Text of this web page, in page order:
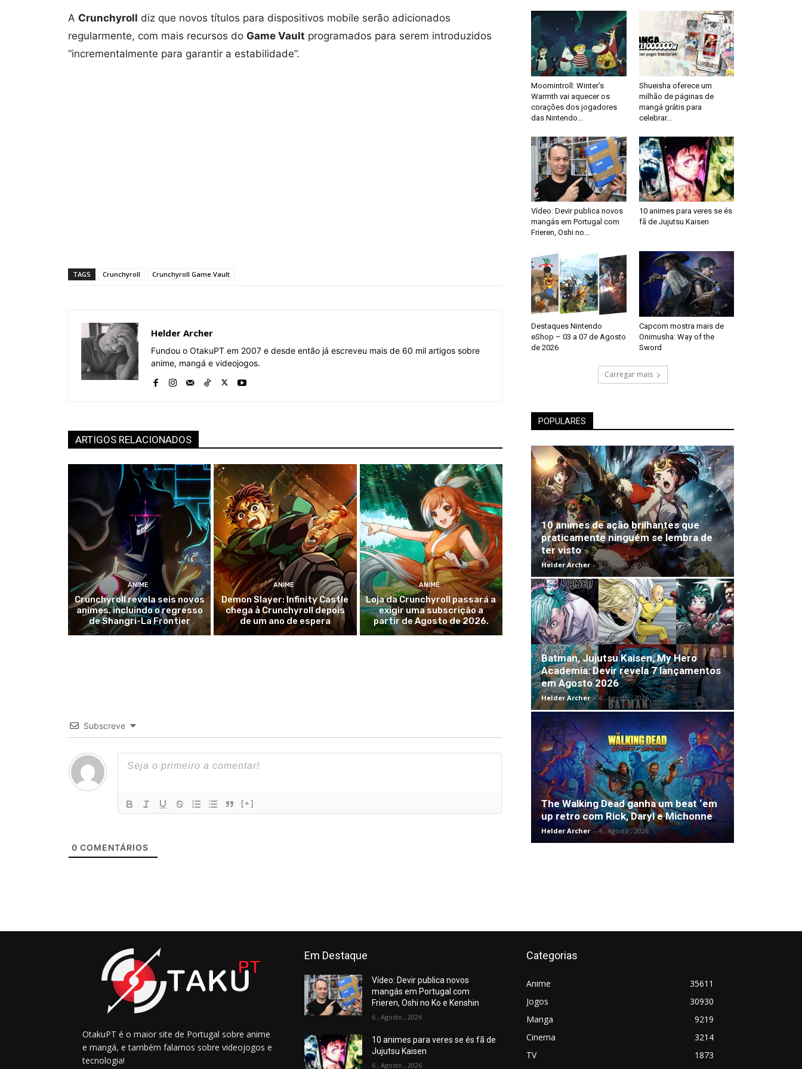
A Crunchyroll diz que novos títulos para dispositivos mobile serão adicionados
regularmente, com mais recursos do Game Vault programados para serem introduzidos
“incrementalmente para garantir a estabilidade”.
TAGS Crunchyroll Crunchyroll Game Vault
Helder Archer
Fundou o OtakuPT em 2007 e desde então já escreveu mais de 60 mil artigos sobre
anime, mangá e videojogos.
ARTIGOS RELACIONADOS
ANIME
Crunchyroll revela seis novos
animes, incluindo o regresso
de Shangri-La Frontier
ANIME
Demon Slayer: Infinity Castle
chega à Crunchyroll depois
de um ano de espera
ANIME
Loja da Crunchyroll passará a
exigir uma subscrição a
partir de Agosto de 2026.
Subscreve
[+]
0 COMENTÁRIOS
Moomintroll: Winter’s
Warmth vai aquecer os
corações dos jogadores
das Nintendo...
Shueisha oferece um
milhão de páginas de
mangá grátis para
celebrar...
Vídeo: Devir publica novos
mangás em Portugal com
Frieren, Oshi no...
10 animes para veres se és
fã de Jujutsu Kaisen
Destaques Nintendo
eShop – 03 a 07 de Agosto
de 2026
Capcom mostra mais de
Onimusha: Way of the
Sword
Carregar mais
POPULARES
10 animes de ação brilhantes que
praticamente ninguém se lembra de
ter visto
Helder Archer - 5 , Agosto , 2026
Batman, Jujutsu Kaisen, My Hero
Academia: Devir revela 7 lançamentos
em Agosto 2026
Helder Archer - 4 , Agosto , 2026
The Walking Dead ganha um beat ‘em
up retro com Rick, Daryl e Michonne
Helder Archer - 4 , Agosto , 2026
OtakuPT é o maior site de Portugal sobre anime
e mangá, e também falamos sobre videojogos e
tecnologia!
Em Destaque
Vídeo: Devir publica novos
mangás em Portugal com
Frieren, Oshi no Ko e Kenshin
6 , Agosto , 2026
10 animes para veres se és fã de
Jujutsu Kaisen
6 , Agosto , 2026
Categorias
Anime
35611
Jogos
30930
Manga
9219
Cinema
3214
TV
1873